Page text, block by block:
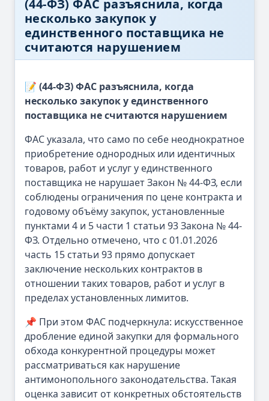
(44-ФЗ) ФАС разъяснила, когда
несколько закупок у
единственного поставщика не
считаются нарушением
📝 (44-ФЗ) ФАС разъяснила, когда
несколько закупок у единственного
поставщика не считаются нарушением
ФАС указала, что само по себе неоднократное
приобретение однородных или идентичных
товаров, работ и услуг у единственного
поставщика не нарушает Закон № 44-ФЗ, если
соблюдены ограничения по цене контракта и
годовому объёму закупок, установленные
пунктами 4 и 5 части 1 статьи 93 Закона № 44-
ФЗ. Отдельно отмечено, что с 01.01.2026
часть 15 статьи 93 прямо допускает
заключение нескольких контрактов в
отношении таких товаров, работ и услуг в
пределах установленных лимитов.
📌 При этом ФАС подчеркнула: искусственное
дробление единой закупки для формального
обхода конкурентной процедуры может
рассматриваться как нарушение
антимонопольного законодательства. Такая
оценка зависит от конкретных обстоятельств